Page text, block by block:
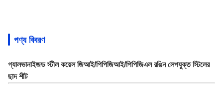
পণ্য বিবরণ
গ্যালভানাইজড স্টীল কয়েল জিআই/পিপিজিআই/পিপিজিএল রঙিন লেপযুক্ত স্টিলের
ছাদ শীট